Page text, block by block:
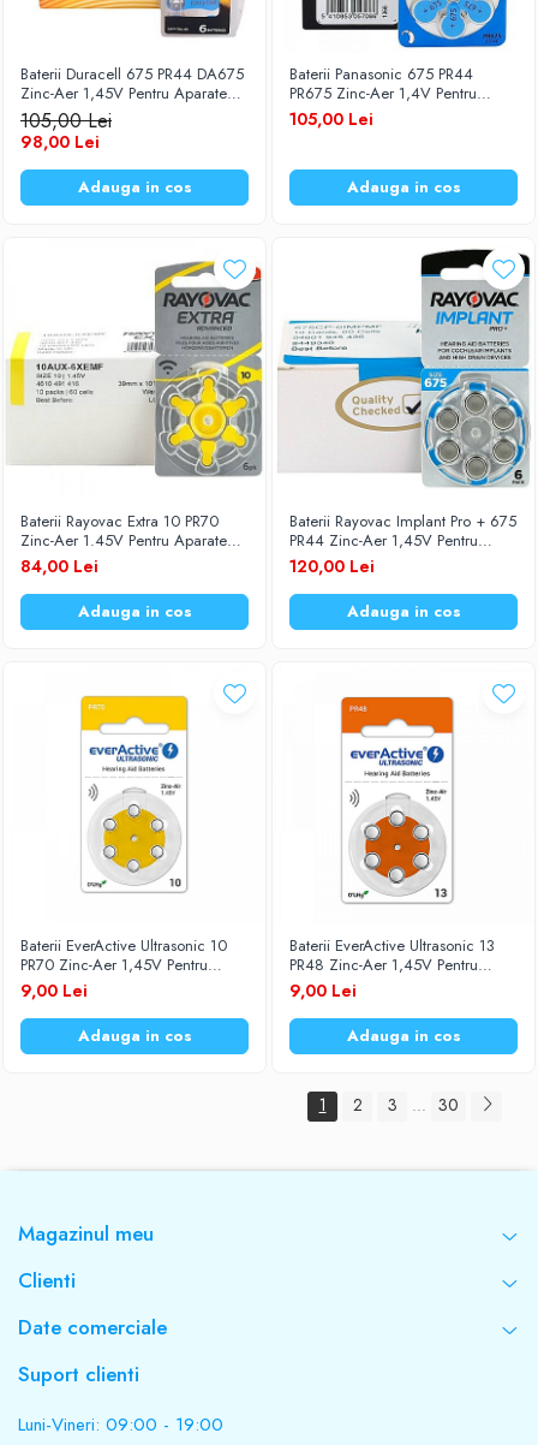
Baterii Duracell 675 PR44 DA675
Zinc-Aer 1,45V Pentru Aparate
Auditive Set 60 Baterii
105,00 Lei
98,00 Lei
Adauga in cos
Baterii Panasonic 675 PR44
PR675 Zinc-Aer 1,4V Pentru
Aparate Auditive Set 60 Baterii
105,00 Lei
Adauga in cos
Baterii Rayovac Extra 10 PR70
Zinc-Aer 1.45V Pentru Aparate
Auditive Set 60 Baterii
84,00 Lei
Adauga in cos
Baterii Rayovac Implant Pro + 675
PR44 Zinc-Aer 1,45V Pentru
Aparate Auditive Set 60 Baterii
120,00 Lei
Adauga in cos
Baterii EverActive Ultrasonic 10
PR70 Zinc-Aer 1,45V Pentru
Aparate Auditive Set 6 Baterii
9,00 Lei
Adauga in cos
Baterii EverActive Ultrasonic 13
PR48 Zinc-Aer 1,45V Pentru
Aparate Auditive Set 6 Baterii
9,00 Lei
Adauga in cos
1 2 3 ... 30
Magazinul meu
Clienti
Date comerciale
Suport clienti
Luni-Vineri: 09:00 - 19:00